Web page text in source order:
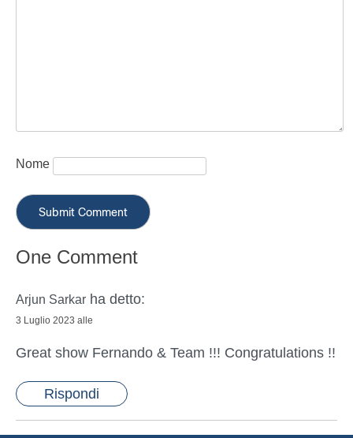
Nome
One Comment
Arjun Sarkar ha detto:
3 Luglio 2023 alle
Great show Fernando & Team !!! Congratulations !!
Rispondi